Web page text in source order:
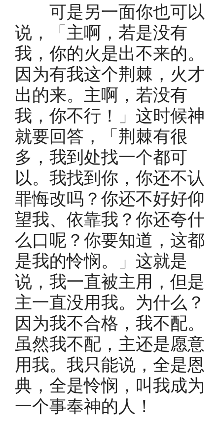
可是另一面你也可以
说，「主啊，若是没有
我，你的火是出不来的。
因为有我这个荆棘，火才
出的来。主啊，若没有
我，你不行！」这时候神
就要回答，「荆棘有很
多，我到处找一个都可
以。我找到你，你还不认
罪悔改吗？你还不好好仰
望我、依靠我？你还夸什
么口呢？你要知道，这都
是我的怜悯。」这就是
说，我一直被主用，但是
主一直没用我。为什么？
因为我不合格，我不配。
虽然我不配，主还是愿意
用我。我只能说，全是恩
典，全是怜悯，叫我成为
一个事奉神的人！